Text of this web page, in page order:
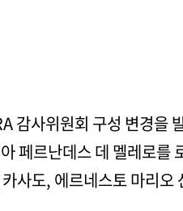
사위원회 구성 변경을
페르난데스 데 멜레로를
사도, 에르네스토 마리